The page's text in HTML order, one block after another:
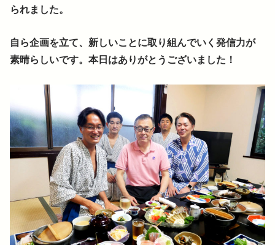
られました。
自ら企画を立て、新しいことに取り組んでいく発信力が
素晴らしいです。本日はありがとうございました！